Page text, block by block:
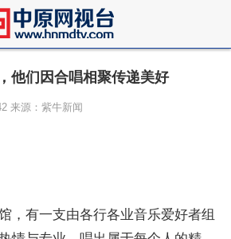
他们因合唱相聚传递美好
来源：紫牛新闻
，有一支由各行各业音乐爱好者组